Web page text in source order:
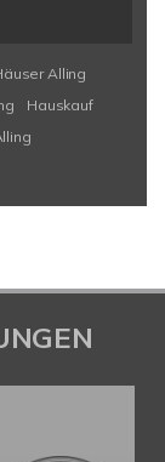
Alling
Hauskauf